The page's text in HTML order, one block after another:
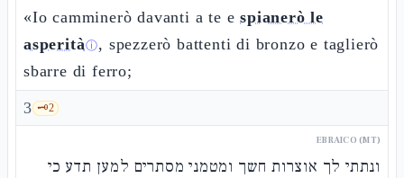
«Io camminerò davanti a te espianerò le
asperitàⓘ, spezzerò battenti di bronzo e taglierò
sbarre di ferro;
3 🗝️2
EBRAICO (MT)
ונתתי לך אוצרות חשך ומטמני מסתרים למען תדע כי